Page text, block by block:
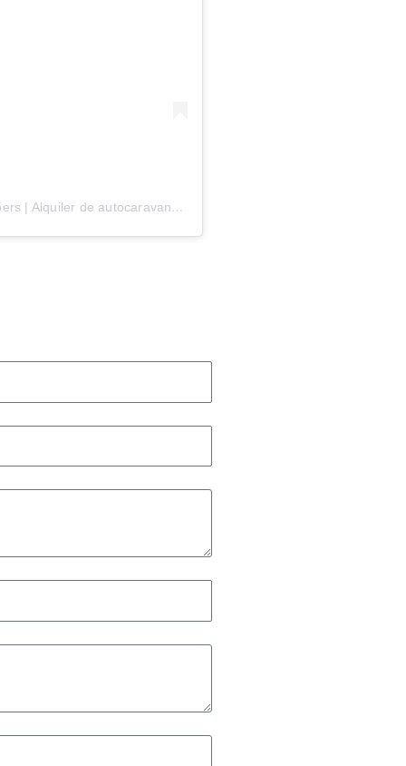
Una publicación compartida por Benzini Campers | Alquiler de autocaravanas Noruega (@benzinicampers)